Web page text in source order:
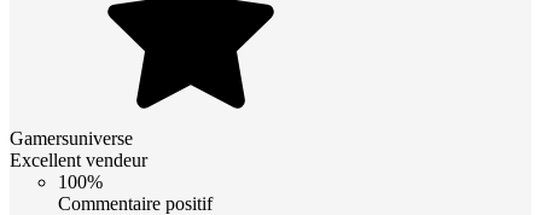
Gamersuniverse
Excellent vendeur
100%
Commentaire positif